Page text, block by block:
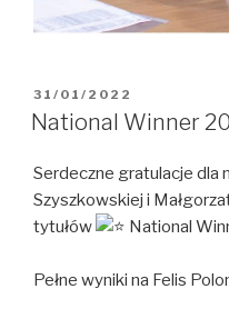
OPUBLIKOWANE
W
31/01/2022
National Winner
Serdeczne gratulacje dla
Szyszkowskiej i
tytułów
National
Pełne wyniki na Felis